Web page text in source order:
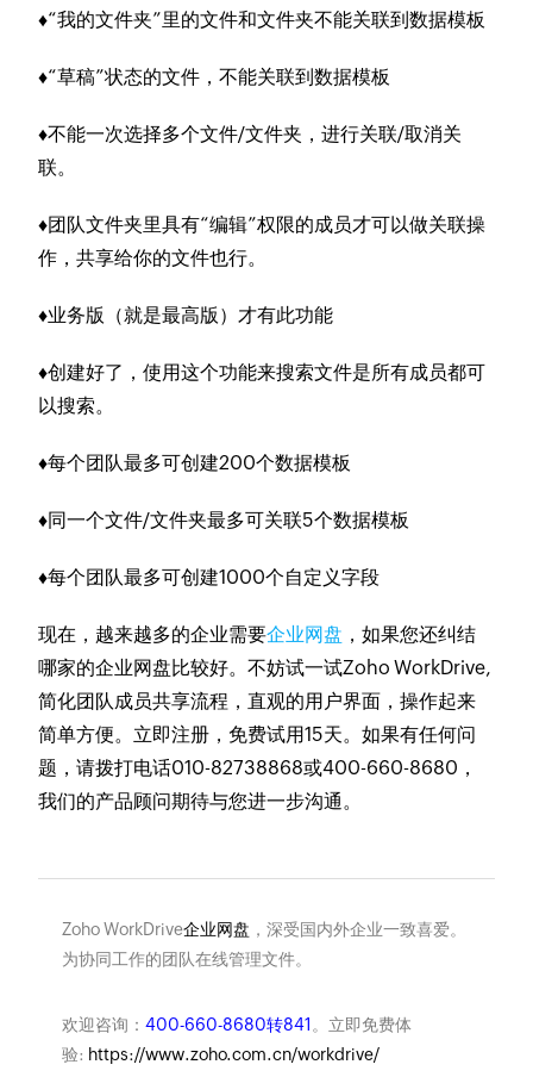
♦“我的文件夹”里的文件和文件夹不能关联到数据模板
♦“草稿”状态的文件，不能关联到数据模板
♦不能一次选择多个文件/文件夹，进行关联/取消关
联。
♦团队文件夹里具有“编辑”权限的成员才可以做关联操
作，共享给你的文件也行。
♦业务版（就是最高版）才有此功能
♦创建好了，使用这个功能来搜索文件是所有成员都可
以搜索。
♦每个团队最多可创建200个数据模板
♦同一个文件/文件夹最多可关联5个数据模板
♦每个团队最多可创建1000个自定义字段
现在，越来越多的企业需要企业网盘 ，如果您还纠结
哪家的企业网盘比较好。不妨试一试Zoho WorkDrive,
简化团队成员共享流程，直观的用户界面，操作起来
简单方便。立即注册，免费试用15天。如果有任何问
题，请拨打电话010-82738868或400-660-8680，
我们的产品顾问期待与您进一步沟通。
Zoho WorkDrive企业网盘 ，深受国内外企业一致喜爱。
为协同工作的团队在线管理文件。
欢迎咨询： 400-660-8680转841 。立即免费体
验: https://www.zoho.com.cn/workdrive/